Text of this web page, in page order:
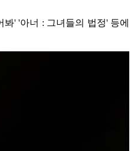
' '아너 : 그녀들의 법정' 등에